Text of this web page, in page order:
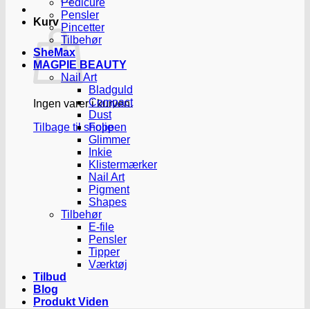
Kurv
Ingen varer i kurven.
Tilbage til shoppen
Pedicure
Pensler
Pincetter
Tilbehør
SheMax
MAGPIE BEAUTY
Nail Art
Bladguld
Compact
Dust
Folie
Glimmer
Inkie
Klistermærker
Nail Art
Pigment
Shapes
Tilbehør
E-file
Pensler
Tipper
Værktøj
Tilbud
Blog
Produkt Viden